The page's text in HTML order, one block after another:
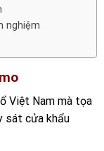
nghiệm
Việt Nam mà tọa
sát cửa khẩu